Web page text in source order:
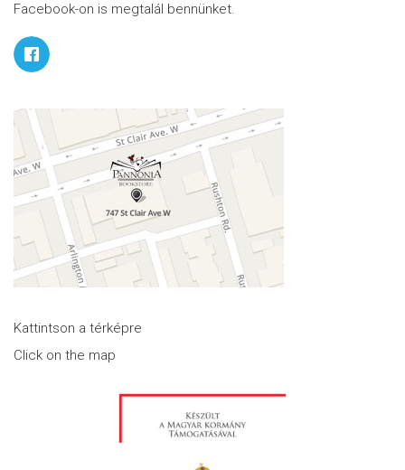
Facebook-on is megtalál bennünket.
Kattintson a térképre
Click on the map